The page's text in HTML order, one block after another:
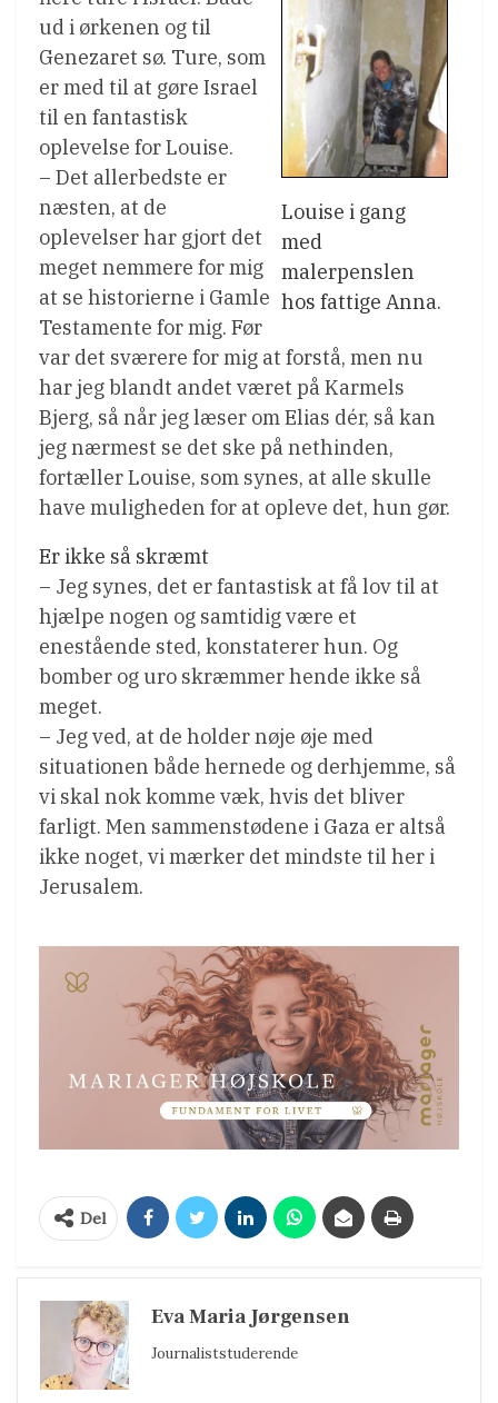
Louise i gang
med
malerpenslen
hos fattige Anna.
ud i ørkenen og til
Genezaret sø. Ture, som
er med til at gøre Israel
til en fantastisk
oplevelse for Louise.
– Det allerbedste er
næsten, at de
oplevelser har gjort det
meget nemmere for mig
at se historierne i Gamle
Testamente for mig. Før
var det sværere for mig at forstå, men nu
har jeg blandt andet været på Karmels
Bjerg, så når jeg læser om Elias dér, så kan
jeg nærmest se det ske på nethinden,
fortæller Louise, som synes, at alle skulle
have muligheden for at opleve det, hun gør.
Er ikke så skræmt
– Jeg synes, det er fantastisk at få lov til at
hjælpe nogen og samtidig være et
enestående sted, konstaterer hun. Og
bomber og uro skræmmer hende ikke så
meget.
– Jeg ved, at de holder nøje øje med
situationen både hernede og derhjemme, så
vi skal nok komme væk, hvis det bliver
farligt. Men sammenstødene i Gaza er altså
ikke noget, vi mærker det mindste til her i
Jerusalem.
Del
Eva Maria Jørgensen
Journaliststuderende